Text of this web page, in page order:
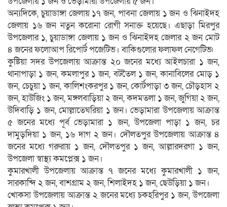
অন্যদিকে, চুয়াডাঙ্গা জেলায় ১৭ জন, পাবনা জেলায় ১ জন ও ঝিনাইদহ
জেলায় ১৬ জন নতুন করোনা রোগী সনাক্ত হয়েছে। এছাড়া মিরপুর
উপজেলার ১, চুয়াডাঙ্গা জেলায় ১ জন ও ঝিনাইদহ জেলার ২ জন মোট
৪ জনের ফলোআপ রিপোর্ট পজেটিভ। বাকিগুলোর ফলাফল নেগেটিভ৷
কুষ্টিয়া সদর উপজেলায় আক্রান্ত ২০ জনের মধ্যে আইলচারা ১ জন,
থানাপাড়া ১ জন, কমলাপুর ১ জন, বটতৈল ১ জন, কানাবিলের মোড় ১
জন, চেচুয়া ১ জন, কালিশংকরপুর ১ জন, কোর্টপাড়া ৩ জন, চৌড়হাস ২
জন, হাউজিং ১ জন, মঙ্গলবাড়িয়া ২ জন, কদমতলা ১ জন, জুগিয়া ২ জন,
উদিবাড়ি ১ জন, মোল্লাতেঘরিয়া ১ জন। ভেড়ামারা উপজেলায় আক্রান্ত
৫ জনের মধ্যে পূর্ব ভেড়ামারা ১ জন, উপজেলা পাড়া ১ জন, চর
দামুড়দিয়া ১ জন, ১৬ দাগ ২ জন। দৌলতপুর উপজেলায় আক্রান্ত ৪
জনের মধ্যে গরুরায় ১ জন, দৌলতপুর ১ জন, আল্লারদরগা ১ জন,
উপজেলা স্বাস্থ্য কমপ্লে­ক্স ১ জন।
কুমারখালী উপজেলায় আক্রান্ত ৭ জনের মধ্যে কুমারখালী ১ জন,
সারকান্দি ২ জন, বাশগ্রাম ২ জন, শিলাইদহ ১ জন, ছেউড়িয়া ১ জন।
খোকসা উপজেলায় আক্রান্ত ২ জনের মধ্যে চকহরিপুর ১ জন, উপজেলা